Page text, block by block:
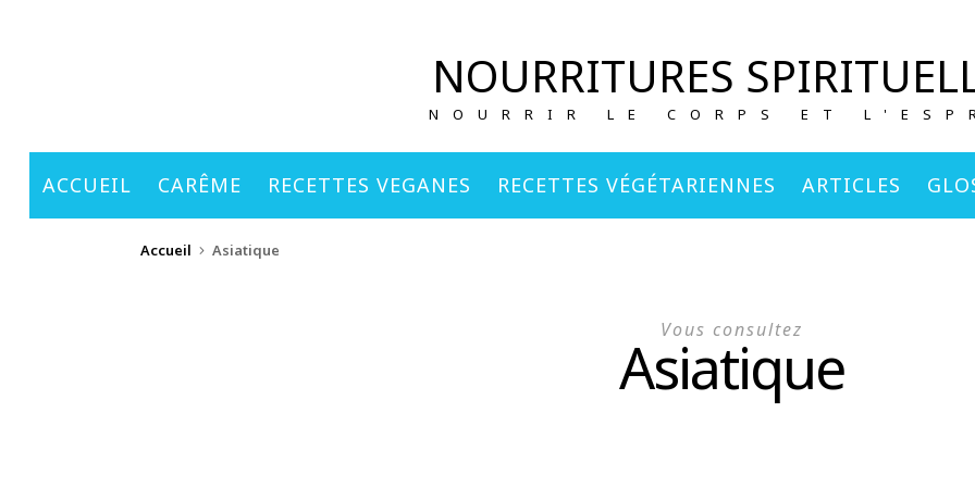
NOURRITURES
NOURRIR LE CORPS ET
ACCUEIL CARÊME RECETTES VEGANES RECETTES VÉGÉTARIENNES ARTICLES
Accueil Asiatique
Vous consultez
Asiatique